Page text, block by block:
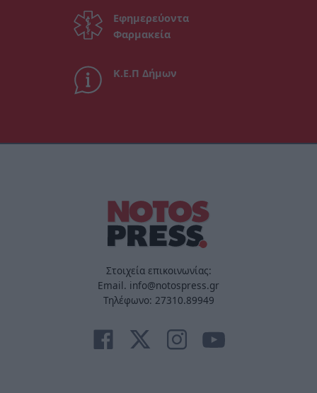
Εφημερεύοντα
Φαρμακεία
Κ.Ε.Π Δήμων
Στοιχεία επικοινωνίας:
Email. info@notospress.gr
Τηλέφωνο: 27310.89949